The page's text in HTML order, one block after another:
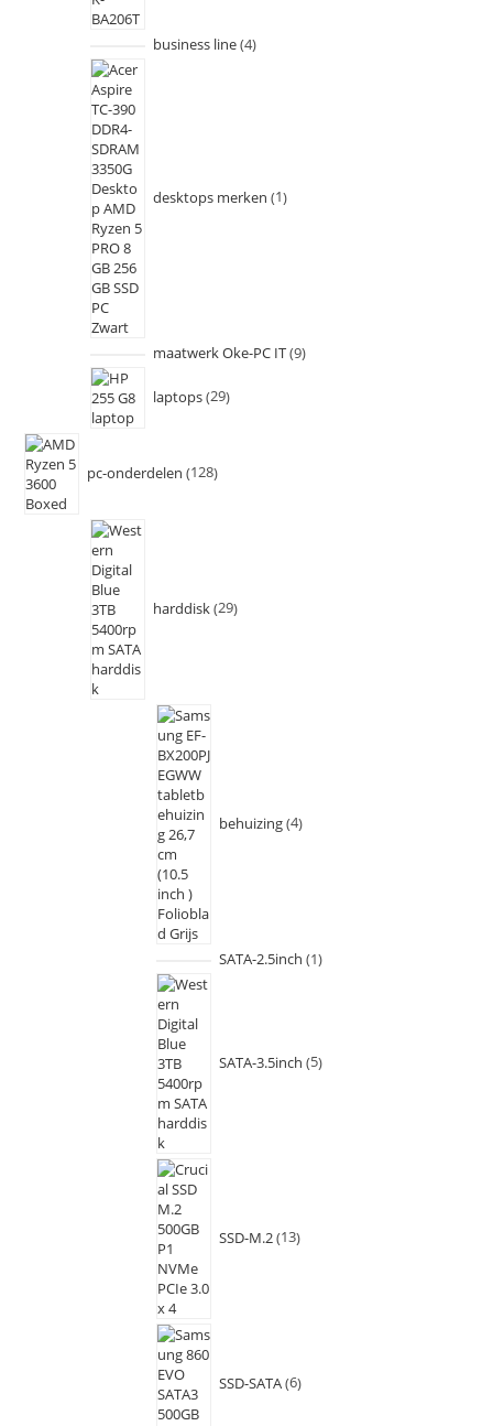
business line 4
desktops merken 1
maatwerk Oke-PC IT 9
laptops 29
pc-onderdelen 128
harddisk 29
behuizing 4
SATA-2.5inch 1
SATA-3.5inch 5
SSD-M.2 13
SSD-SATA 6